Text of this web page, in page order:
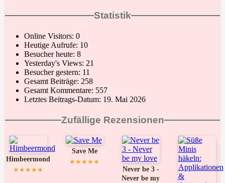
Statistik
Online Visitors: 0
Heutige Aufrufe: 10
Besucher heute: 8
Yesterday's Views: 21
Besucher gestern: 11
Gesamt Beiträge: 258
Gesamt Kommentare: 557
Letztes Beitrags-Datum: 19. Mai 2026
Zufällige Rezensionen
Himbeermond
★★★★★
Save Me
★★★★★
Never be 3 -
Never be my